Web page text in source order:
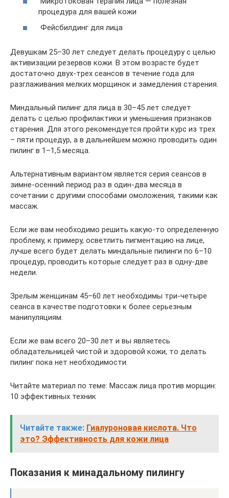
процедура для вашей кожи
Фейсбилдинг для лица
Девушкам 25–30 лет следует делать процедуру с целью
активизации резервов кожи. В этом возрасте будет
достаточно двух-трех сеансов в течение года для
разглаживания мелких морщинок и замедления старения.
Миндальный пилинг для лица в 30–45 лет следует
делать с целью профилактики и уменьшения признаков
старения. Для этого рекомендуется пройти курс из трех
– пяти процедур, а в дальнейшем можно проводить один
пилинг в 1–1,5 месяца.
Альтернативным вариантом является серия сеансов в
зимне-осенний период раз в один-два месяца в
сочетании с другими способами омоложения, такими как
массаж.
Если же вам необходимо решить какую-то определенную
проблему, к примеру, осветлить пигментацию на лице,
лучше всего будет делать миндальные пилинги по 6–10
процедур, проводить которые следует раз в одну-две
недели.
Зрелым женщинам 45–60 лет необходимы три-четыре
сеанса в качестве подготовки к более серьезным
манипуляциям.
Если же вам всего 20–30 лет и вы являетесь
обладательницей чистой и здоровой кожи, то делать
пилинг пока нет необходимости.
Читайте материал по теме: Массаж лица против морщин:
10 эффективных техник
Читайте также: Гиалуроновая кислота. Что
это? Эффективность для кожи лица
Показания к минадальному пилингу